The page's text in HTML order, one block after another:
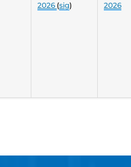
2026 (sig) 2026